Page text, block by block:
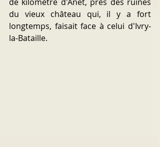
du vieux château qui, il y a fort
longtemps, faisait face à celui d'Ivry-
la-Bataille.